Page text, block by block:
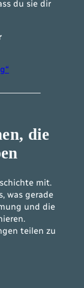
du sie dir
die
mit.
was gerade
und die
teilen zu